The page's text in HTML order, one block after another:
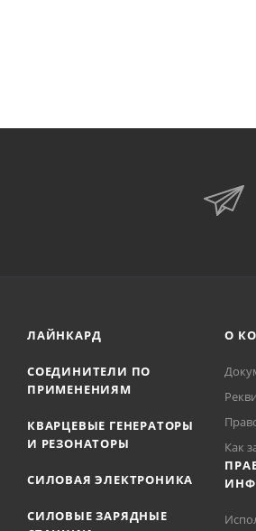
ЛАЙНКАРД
СОЕДИНИТЕЛИ ПО
ПРИМЕНЕНИЯМ
КВАРЦЕВЫЕ ГЕНЕРАТОРЫ
И РЕЗОНАТОРЫ
СИЛОВАЯ ЭЛЕКТРОНИКА
СИЛОВЫЕ ЗАРЯДНЫЕ
О
Как